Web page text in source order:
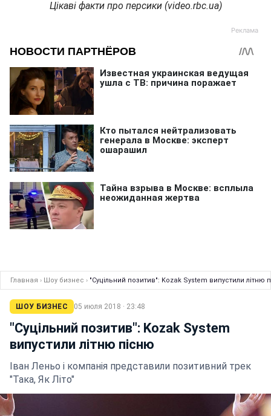
Цікаві факти про персики (video.rbc.ua)
Главная › Шоу бизнес › "Суцільний позитив": Kozak System випустили літню
ШОУ БИЗНЕС 05 июля 2018 · 23:48
"Суцільний позитив": Kozak System
випустили літню пісню
Іван Леньо і компанія представили позитивний трек
"Така, Як Літо"